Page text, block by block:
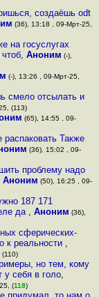
создаёшь odt
(36), 13:18 , 09-Мрт-25,
на госуслугах
, Аноним (-),
(-), 13:26 , 09-Мрт-25,
смело отсылать и
(113)
(65), 14:55 , 09-
Также
(36), 15:02 , 09-
проблему надо
Аноним (50), 16:25 , 09-
187 171
да , Аноним (36),
сферических-
к реальности ,
но тем, кому
у себя в голо,
(118)